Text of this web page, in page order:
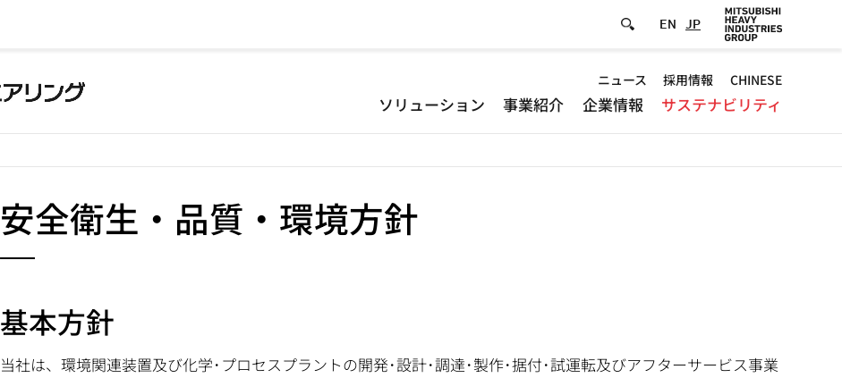
EN JP
Default
-
Header
ニュース 採用情報 CHINESE
ソリューション 事業紹介 企業情報 サステナビリティ
安全衛生・品質・環境方針
基本方針
当社は、環境関連装置及び化学･プロセスプラントの開発･設計･調達･製作･据付･試運転及びアフターサービス事業